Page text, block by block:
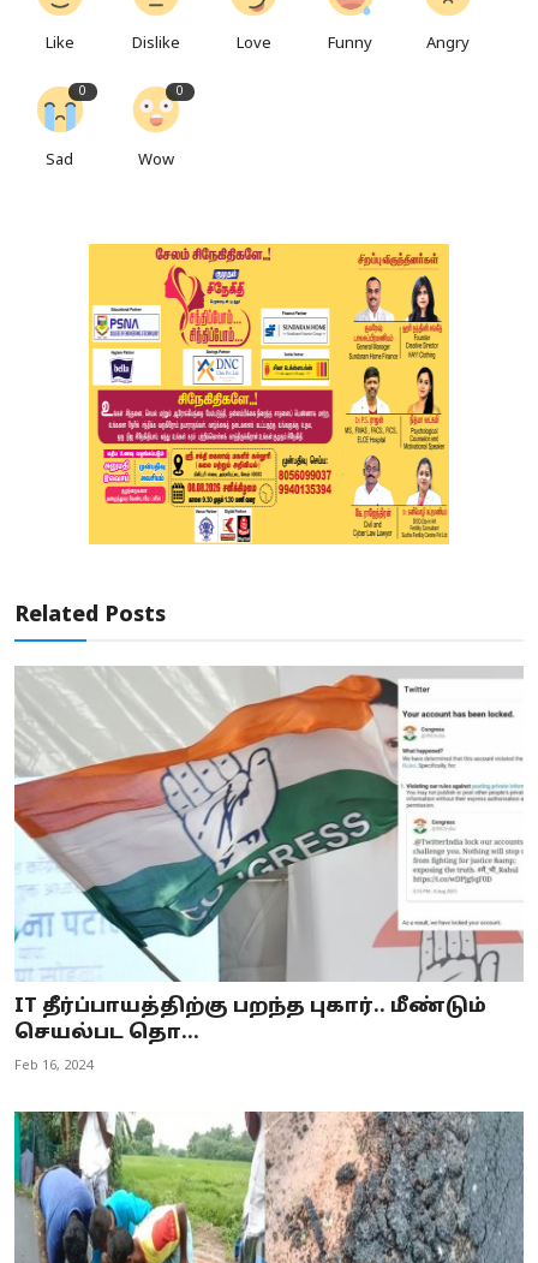
Like Dislike Love Funny Angry
0
Sad
0
Wow
Related Posts
IT தீர்ப்பாயத்திற்கு பறந்த புகார்.. மீண்டும்
செயல்பட தொ...
Feb 16, 2024